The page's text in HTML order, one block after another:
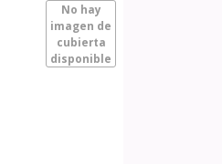
No hay
imagen de
cubierta
disponible